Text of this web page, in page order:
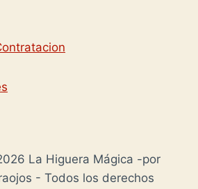
La Higuera Mágica -por
- Todos los derechos